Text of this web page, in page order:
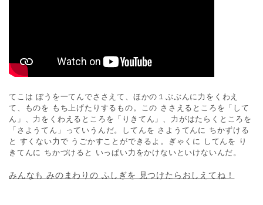
てこは ぼうを一てんでささえて、ほかの１ぶぶんに力をくわえ
て、ものを もち上げたりするもの。この ささえるところを「して
ん」、力をくわえるところを「りきてん」、力がはたらくところを
「さようてん」っていうんだ。してんを さようてんに ちかずける
と すくない力で うごかすことができるよ。ぎゃくに してんを り
きてんに ちかづけると いっぱい力をかけないといけないんだ。
みんなも みのまわりの ふしぎを 見つけたらおしえてね！